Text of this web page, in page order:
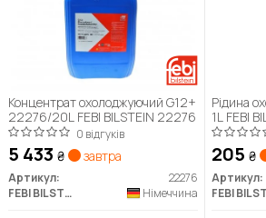
Концентрат охолоджуючий G12+
22276/20L FEBI BILSTEIN 22276
0 відгуків
5 433 ₴ завтра
Артикул:
22276
FEBI BILSTEIN
Німеччина
Рідина
1L FEBI
205 ₴
Артикул: